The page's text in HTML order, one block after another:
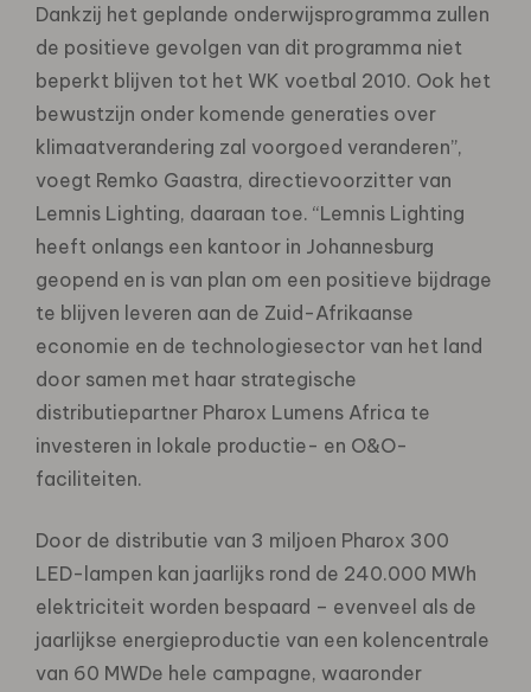
Dankzij het geplande onderwijsprogramma zullen
de positieve gevolgen van dit programma niet
beperkt blijven tot het WK voetbal 2010. Ook het
bewustzijn onder komende generaties over
klimaatverandering zal voorgoed veranderen”,
voegt Remko Gaastra, directievoorzitter van
Lemnis Lighting, daaraan toe. “Lemnis Lighting
heeft onlangs een kantoor in Johannesburg
geopend en is van plan om een positieve bijdrage
te blijven leveren aan de Zuid-Afrikaanse
economie en de technologiesector van het land
door samen met haar strategische
distributiepartner Pharox Lumens Africa te
investeren in lokale productie- en O&O-
faciliteiten.
Door de distributie van 3 miljoen Pharox 300
LED-lampen kan jaarlijks rond de 240.000 MWh
elektriciteit worden bespaard – evenveel als de
jaarlijkse energieproductie van een kolencentrale
van 60 MWDe hele campagne, waaronder